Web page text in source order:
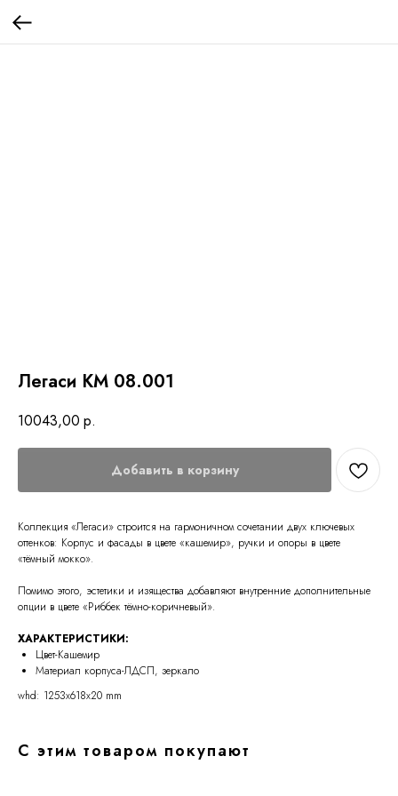
Легаси КМ 08.001
10043,00 р.
Добавить в корзину
Коллекция «Легаси» строится на гармоничном сочетании двух ключевых
оттенков: Корпус и фасады в цвете «кашемир», ручки и опоры в цвете
«тёмный мокко».
Помимо этого, эстетики и изящества добавляют внутренние дополнительные
опции в цвете «Риббек тёмно-коричневый».
ХАРАКТЕРИСТИКИ:
Цвет-Кашемир
Материал корпуса-ЛДСП, зеркало
whd: 1253x618x20 mm
С этим товаром покупают